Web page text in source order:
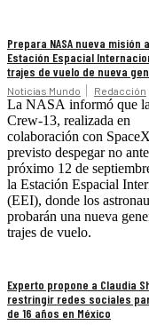
Prepara NASA nueva misión
Estación Espacial
trajes de vuelo de nueva
Noticias Mundo Redacción
La NASA informó que
Crew-13, realizada en
colaboración con
previsto despegar no
próximo 12 de
la Estación Espacial
(EEI), donde los
probarán una nueva
trajes de vuelo.
Experto propone a Claudia
restringir redes sociales
de 16 años en México